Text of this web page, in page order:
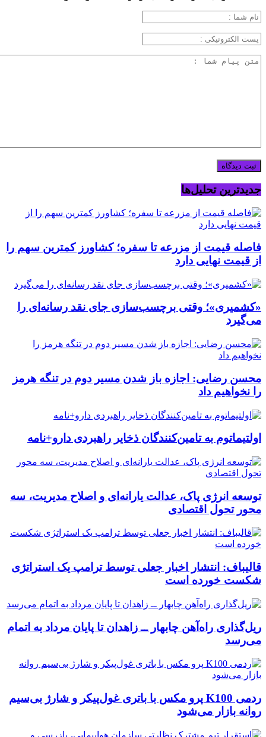
جدیدترین تحلیل‌ها
فاصله قیمت از مزرعه تا سفره؛ کشاورز کمترین سهم را
از قیمت نهایی دارد
«کشمیری»؛ وقتی برچسب‌سازی جای نقد رسانه‌ای را
می‌گیرد
محسن رضایی: اجازه باز شدن مسیر دوم در تنگه هرمز
را نخواهیم داد
اولتیماتوم به تامین‌کنندگان ذخایر راهبردی دارو+نامه
توسعه انرژی پاک، عدالت یارانه‌ای و اصلاح مدیریت، سه
محور تحول اقتصادی
قالیباف: انتشار اخبار جعلی توسط ترامپ یک استراتژی
شکست خورده است
ریل‌گذاری راه‌آهن چابهار ــ زاهدان تا پایان مرداد به اتمام
می‌رسد
ردمی K100 پرو مکس با باتری غول‌پیکر و شارژ بی‌سیم
روانه بازار می‌شود